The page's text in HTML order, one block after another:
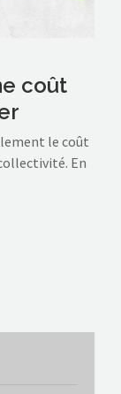
coût
le coût
En